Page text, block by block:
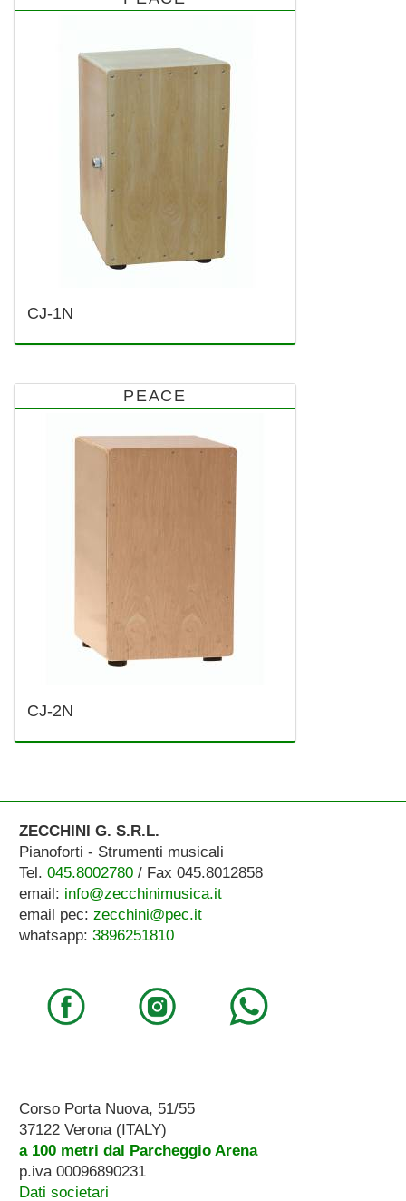
CJ-1N
PEACE
CJ-2N
ZECCHINI G. S.R.L.
Pianoforti - Strumenti musicali
Tel. 045.8002780/ Fax 045.8012858
email: info@zecchinimusica.it
email pec: zecchini@pec.it
whatsapp: 3896251810
Corso Porta Nuova, 51/55
37122 Verona (ITALY)
a 100 metri dal Parcheggio Arena
p.iva 00096890231
Dati societari